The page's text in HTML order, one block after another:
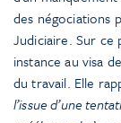
des négociations
Judiciaire. Sur ce
instance au visa
du travail. Elle
l’issue d’une